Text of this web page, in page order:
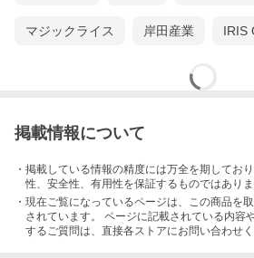
マジックライス 岸田産業 IRIS
掲載情報について
・掲載している情報の精度には万全を期してお
性、安全性、有用性を保証するものではありま
・現在ご覧になっているページは、この商品を
されています。 ページに記載されている内容
するご質問は、直接各ストアにお問い合わせく